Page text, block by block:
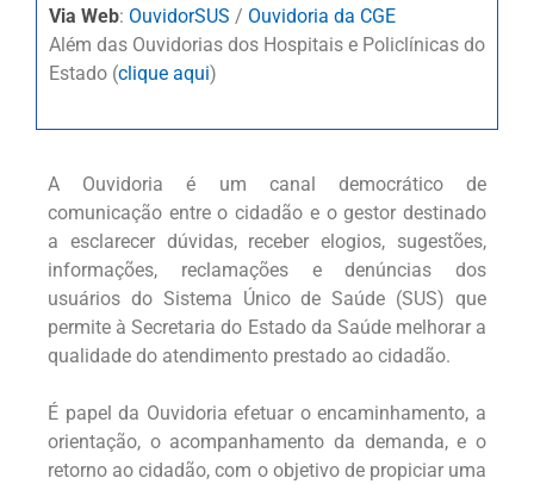
Via Web: OuvidorSUS / Ouvidoria da CGE
Além das Ouvidorias dos Hospitais e Policlínicas do
Estado (clique aqui)
A Ouvidoria é um canal democrático de
comunicação entre o cidadão e o gestor destinado
a esclarecer dúvidas, receber elogios, sugestões,
informações, reclamações e denúncias dos
usuários do Sistema Único de Saúde (SUS) que
permite à Secretaria do Estado da Saúde melhorar a
qualidade do atendimento prestado ao cidadão.
É papel da Ouvidoria efetuar o encaminhamento, a
orientação, o acompanhamento da demanda, e o
retorno ao cidadão, com o objetivo de propiciar uma